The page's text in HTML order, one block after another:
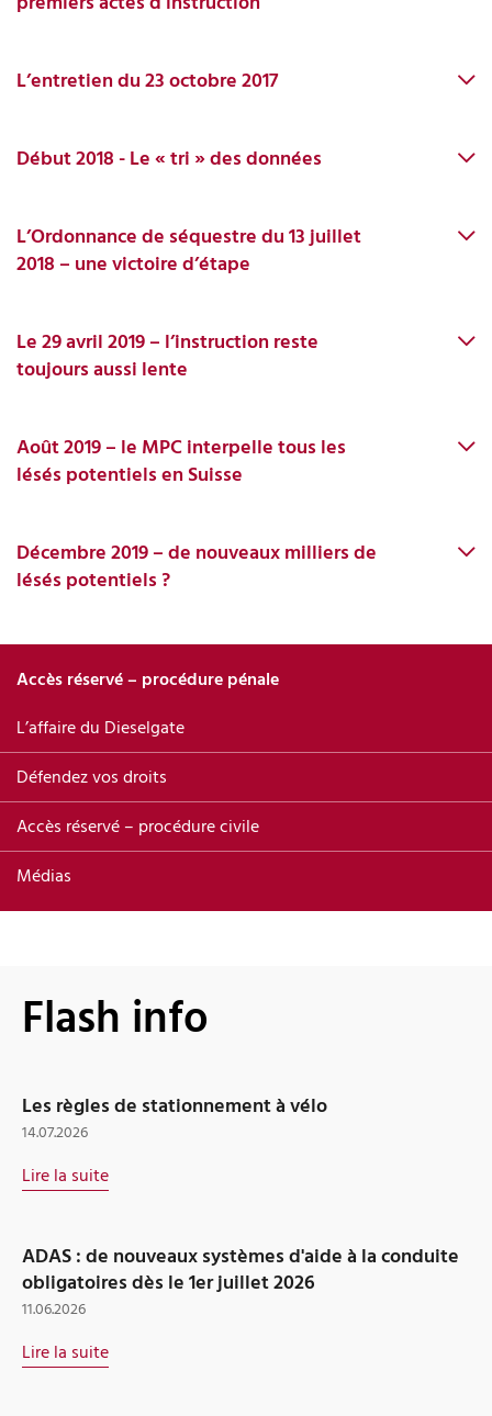
L’entretien du 23 octobre 2017
Début 2018 - Le « tri » des données
L’Ordonnance de séquestre du 13 juillet
2018 – une victoire d’étape
Le 29 avril 2019 – l’instruction reste
toujours aussi lente
Août 2019 – le MPC interpelle tous les
lésés potentiels en Suisse
Décembre 2019 – de nouveaux milliers de
lésés potentiels ?
L’affaire du Dieselgate
Défendez vos droits
Accès réservé – procédure pénale
Accès réservé – procédure civile
Médias
Flash info
Les règles de stationnement à vélo
14.07.2026
Lire la suite
ADAS : de nouveaux systèmes d'aide à la conduite
obligatoires dès le 1er juillet 2026
11.06.2026
Lire la suite